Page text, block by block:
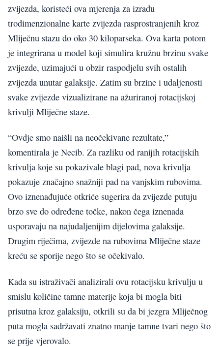
zvijezda, koristeći ova mjerenja za izradu
trodimenzionalne karte zvijezda rasprostranjenih kroz
Mliječnu stazu do oko 30 kiloparseka. Ova karta potom
je integrirana u model koji simulira kružnu brzinu svake
zvijezde, uzimajući u obzir raspodjelu svih ostalih
zvijezda unutar galaksije. Zatim su brzine i udaljenosti
svake zvijezde vizualizirane na ažuriranoj rotacijskoj
krivulji Mliječne staze.
“Ovdje smo naišli na neočekivane rezultate,”
komentirala je Necib. Za razliku od ranijih rotacijskih
krivulja koje su pokazivale blagi pad, nova krivulja
pokazuje značajno snažniji pad na vanjskim rubovima.
Ovo iznenađujuće otkriće sugerira da zvijezde putuju
brzo sve do određene točke, nakon čega iznenada
usporavaju na najudaljenijim dijelovima galaksije.
Drugim riječima, zvijezde na rubovima Mliječne staze
kreću se sporije nego što se očekivalo.
Kada su istraživači analizirali ovu rotacijsku krivulju u
smislu količine tamne materije koja bi mogla biti
prisutna kroz galaksiju, otkrili su da bi jezgra Mliječnog
puta mogla sadržavati znatno manje tamne tvari nego što
se prije vjerovalo.